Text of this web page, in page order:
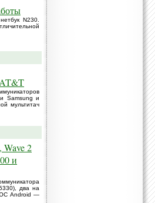
N230.
AT&T
Samsung и
мультитач
2
и
два на
ОС Android —